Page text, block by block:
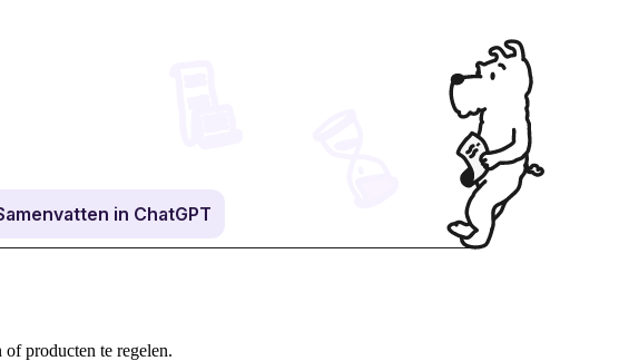
in ChatGPT
producten te regelen.